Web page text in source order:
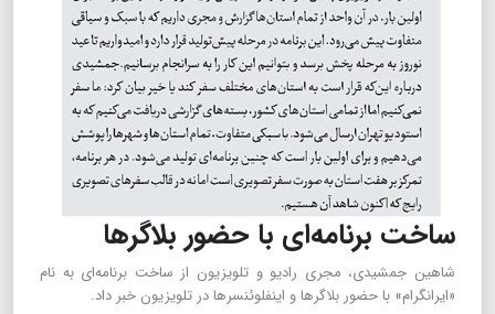
ساخت برنامه‌ای با حضور بلاگرها
شاهین جمشیدی، مجری رادیو و تلویزیون از ساخت برنامه‌ای به نام
«ایرانگرام» با حضور بلاگرها و اینفلوئنسرها در تلویزیون خبر داد.